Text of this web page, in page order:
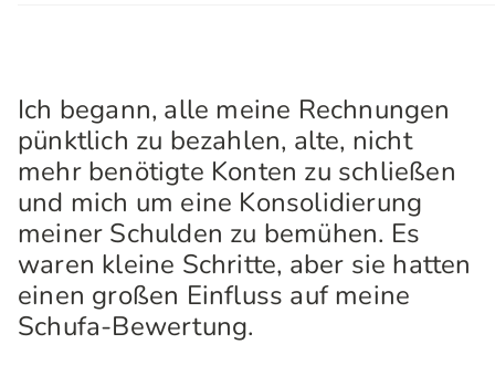
Ich begann, alle meine Rechnungen
pünktlich zu bezahlen, alte, nicht
mehr benötigte Konten zu schließen
und mich um eine Konsolidierung
meiner Schulden zu bemühen. Es
waren kleine Schritte, aber sie hatten
einen großen Einfluss auf meine
Schufa-Bewertung.